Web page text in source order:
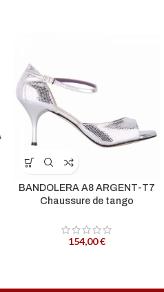
BANDOLERA A8 ARGENT-T7
Chaussure de tango
154,00€